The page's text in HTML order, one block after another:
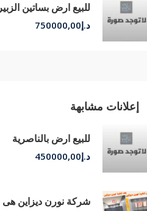
للبيع ارض بساتين الزبير
د.إ750000,00
إعلانات مشابهة
للبيع ارض بالناصرية
د.إ450000,00